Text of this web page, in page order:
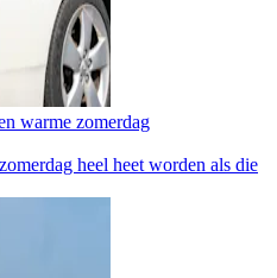
warme zomerdag
heel heet worden als die